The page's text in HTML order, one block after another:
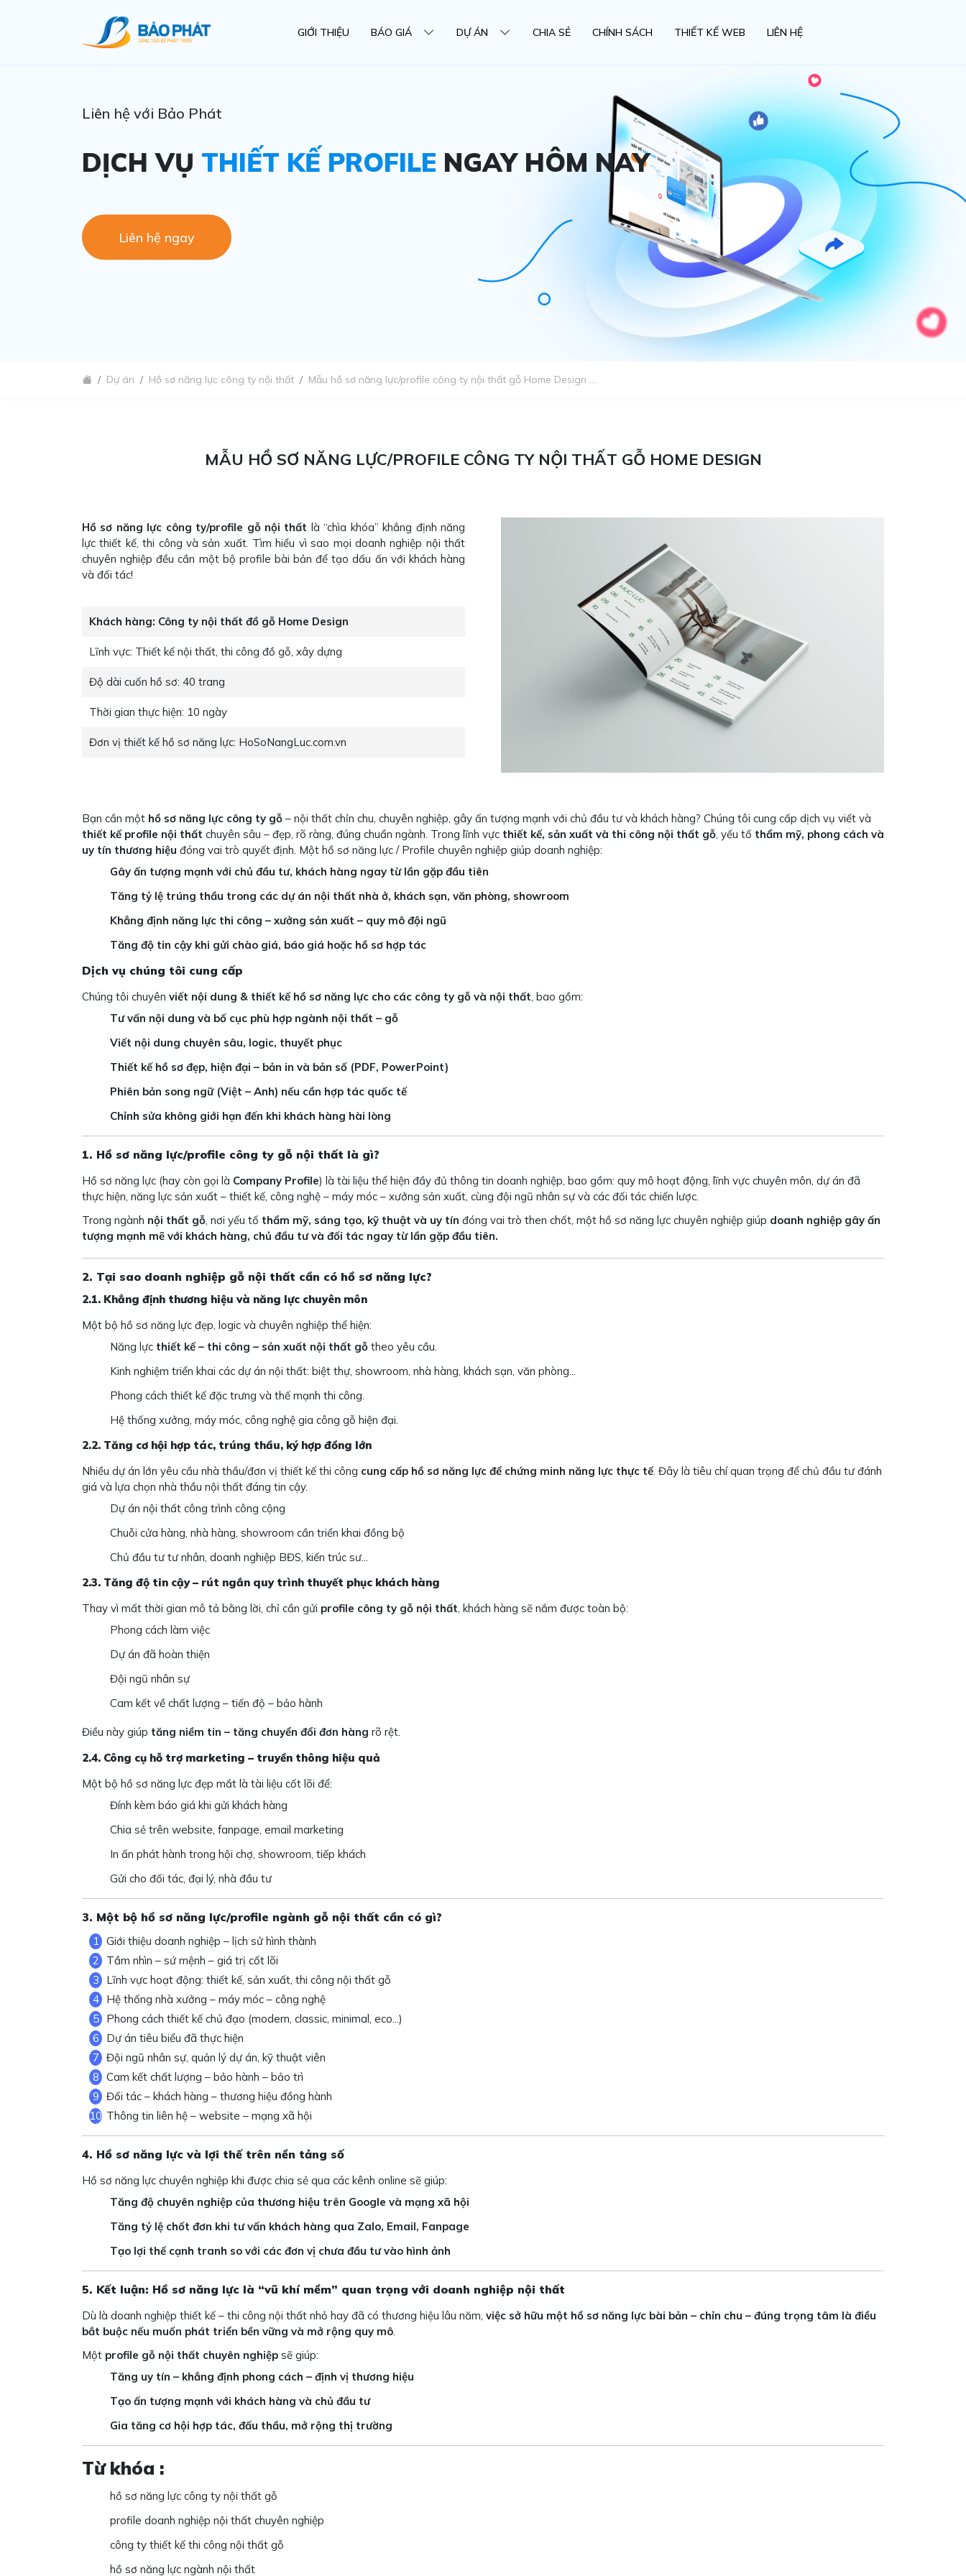
GIỚI THIỆU BÁO GIÁ DỰ ÁN CHIA SẺ CHÍNH SÁCH THIẾT KẾ WEB LIÊN HỆ
Liên hệ với Bảo Phát
DỊCH VỤ THIẾT KẾ PROFILE NGAY HÔM NAY
Liên hệ ngay
Dự án Hồ sơ năng lực công ty nội thất Mẫu hồ sơ năng lực/profile công ty nội thất gỗ Home Design ...
MẪU HỒ SƠ NĂNG LỰC/PROFILE CÔNG TY NỘI THẤT GỖ HOME DESIGN
Hồ sơ năng lực công ty/profile gỗ nội thất là “chìa khóa” khẳng định năng
lực thiết kế, thi công và sản xuất. Tìm hiểu vì sao mọi doanh nghiệp nội thất
chuyên nghiệp đều cần một bộ profile bài bản để tạo dấu ấn với khách hàng
và đối tác!
Khách hàng: Công ty nội thất đồ gỗ Home Design
Lĩnh vực: Thiết kế nội thất, thi công đồ gỗ, xây dựng
Độ dài cuốn hồ sơ: 40 trang
Thời gian thực hiện: 10 ngày
Đơn vị thiết kế hồ sơ năng lực: HoSoNangLuc.com.vn
Bạn cần một hồ sơ năng lực công ty gỗ – nội thất chỉn chu, chuyên nghiệp, gây ấn tượng mạnh với chủ đầu tư và khách hàng? Chúng tôi cung cấp dịch vụ viết và
thiết kế profile nội thất chuyên sâu – đẹp, rõ ràng, đúng chuẩn ngành. Trong lĩnh vực thiết kế, sản xuất và thi công nội thất gỗ, yếu tố thẩm mỹ, phong cách và
uy tín thương hiệu đóng vai trò quyết định. Một hồ sơ năng lực / Profile chuyên nghiệp giúp doanh nghiệp:
Gây ấn tượng mạnh với chủ đầu tư, khách hàng ngay từ lần gặp đầu tiên
Tăng tỷ lệ trúng thầu trong các dự án nội thất nhà ở, khách sạn, văn phòng, showroom
Khẳng định năng lực thi công – xưởng sản xuất – quy mô đội ngũ
Tăng độ tin cậy khi gửi chào giá, báo giá hoặc hồ sơ hợp tác
Dịch vụ chúng tôi cung cấp
Chúng tôi chuyên viết nội dung & thiết kế hồ sơ năng lực cho các công ty gỗ và nội thất, bao gồm:
Tư vấn nội dung và bố cục phù hợp ngành nội thất – gỗ
Viết nội dung chuyên sâu, logic, thuyết phục
Thiết kế hồ sơ đẹp, hiện đại – bản in và bản số (PDF, PowerPoint)
Phiên bản song ngữ (Việt – Anh) nếu cần hợp tác quốc tế
Chỉnh sửa không giới hạn đến khi khách hàng hài lòng
1. Hồ sơ năng lực/profile công ty gỗ nội thất là gì?
Hồ sơ năng lực (hay còn gọi là Company Profile) là tài liệu thể hiện đầy đủ thông tin doanh nghiệp, bao gồm: quy mô hoạt động, lĩnh vực chuyên môn, dự án đã
thực hiện, năng lực sản xuất – thiết kế, công nghệ – máy móc – xưởng sản xuất, cùng đội ngũ nhân sự và các đối tác chiến lược.
Trong ngành nội thất gỗ, nơi yếu tố thẩm mỹ, sáng tạo, kỹ thuật và uy tín đóng vai trò then chốt, một hồ sơ năng lực chuyên nghiệp giúp doanh nghiệp gây ấn
tượng mạnh mẽ với khách hàng, chủ đầu tư và đối tác ngay từ lần gặp đầu tiên.
2. Tại sao doanh nghiệp gỗ nội thất cần có hồ sơ năng lực?
2.1. Khẳng định thương hiệu và năng lực chuyên môn
Một bộ hồ sơ năng lực đẹp, logic và chuyên nghiệp thể hiện:
Năng lực thiết kế – thi công – sản xuất nội thất gỗ theo yêu cầu.
Kinh nghiệm triển khai các dự án nội thất: biệt thự, showroom, nhà hàng, khách sạn, văn phòng...
Phong cách thiết kế đặc trưng và thế mạnh thi công.
Hệ thống xưởng, máy móc, công nghệ gia công gỗ hiện đại.
2.2. Tăng cơ hội hợp tác, trúng thầu, ký hợp đồng lớn
Nhiều dự án lớn yêu cầu nhà thầu/đơn vị thiết kế thi công cung cấp hồ sơ năng lực để chứng minh năng lực thực tế. Đây là tiêu chí quan trọng để chủ đầu tư đánh
giá và lựa chọn nhà thầu nội thất đáng tin cậy.
Dự án nội thất công trình công cộng
Chuỗi cửa hàng, nhà hàng, showroom cần triển khai đồng bộ
Chủ đầu tư tư nhân, doanh nghiệp BĐS, kiến trúc sư...
2.3. Tăng độ tin cậy – rút ngắn quy trình thuyết phục khách hàng
Thay vì mất thời gian mô tả bằng lời, chỉ cần gửi profile công ty gỗ nội thất, khách hàng sẽ nắm được toàn bộ:
Phong cách làm việc
Dự án đã hoàn thiện
Đội ngũ nhân sự
Cam kết về chất lượng – tiến độ – bảo hành
Điều này giúp tăng niềm tin – tăng chuyển đổi đơn hàng rõ rệt.
2.4. Công cụ hỗ trợ marketing – truyền thông hiệu quả
Một bộ hồ sơ năng lực đẹp mắt là tài liệu cốt lõi để:
Đính kèm báo giá khi gửi khách hàng
Chia sẻ trên website, fanpage, email marketing
In ấn phát hành trong hội chợ, showroom, tiếp khách
Gửi cho đối tác, đại lý, nhà đầu tư
3. Một bộ hồ sơ năng lực/profile ngành gỗ nội thất cần có gì?
Giới thiệu doanh nghiệp – lịch sử hình thành
Tầm nhìn – sứ mệnh – giá trị cốt lõi
Lĩnh vực hoạt động: thiết kế, sản xuất, thi công nội thất gỗ
Hệ thống nhà xưởng – máy móc – công nghệ
Phong cách thiết kế chủ đạo (modern, classic, minimal, eco...)
Dự án tiêu biểu đã thực hiện
Đội ngũ nhân sự, quản lý dự án, kỹ thuật viên
Cam kết chất lượng – bảo hành – bảo trì
Đối tác – khách hàng – thương hiệu đồng hành
Thông tin liên hệ – website – mạng xã hội
4. Hồ sơ năng lực và lợi thế trên nền tảng số
Hồ sơ năng lực chuyên nghiệp khi được chia sẻ qua các kênh online sẽ giúp:
Tăng độ chuyên nghiệp của thương hiệu trên Google và mạng xã hội
Tăng tỷ lệ chốt đơn khi tư vấn khách hàng qua Zalo, Email, Fanpage
Tạo lợi thế cạnh tranh so với các đơn vị chưa đầu tư vào hình ảnh
5. Kết luận: Hồ sơ năng lực là “vũ khí mềm” quan trọng với doanh nghiệp nội thất
Dù là doanh nghiệp thiết kế – thi công nội thất nhỏ hay đã có thương hiệu lâu năm, việc sở hữu một hồ sơ năng lực bài bản – chỉn chu – đúng trọng tâm là điều
bắt buộc nếu muốn phát triển bền vững và mở rộng quy mô.
Một profile gỗ nội thất chuyên nghiệp sẽ giúp:
Tăng uy tín – khẳng định phong cách – định vị thương hiệu
Tạo ấn tượng mạnh với khách hàng và chủ đầu tư
Gia tăng cơ hội hợp tác, đấu thầu, mở rộng thị trường
Từ khóa :
hồ sơ năng lực công ty nội thất gỗ
profile doanh nghiệp nội thất chuyên nghiệp
công ty thiết kế thi công nội thất gỗ
hồ sơ năng lực ngành nội thất